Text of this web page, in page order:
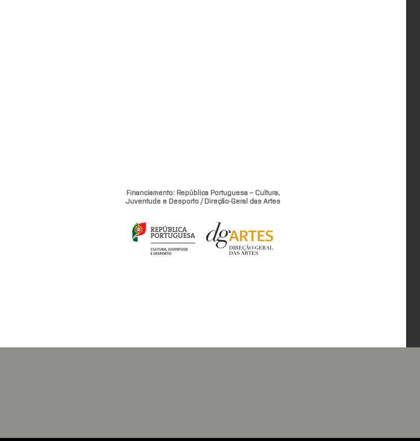
Financiamento: República Portuguesa – Cultura,
Juventude e Desporto / Direção-Geral das Artes